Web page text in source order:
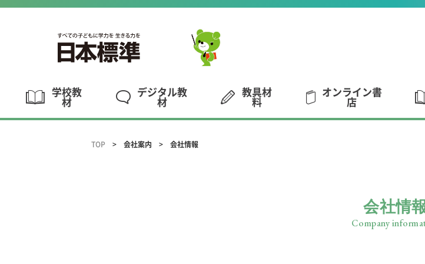
学校教
材
デジタル教
材
教具材
料
オンライン書
店
TOP 会社案内 会社情報
会社情
Company